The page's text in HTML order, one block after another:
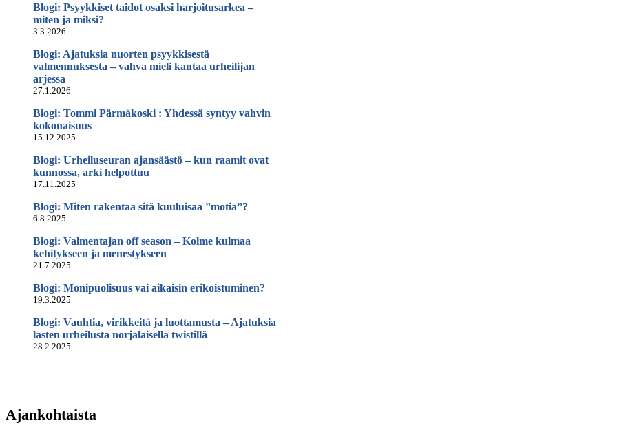
Blogi: Psyykkiset taidot osaksi harjoitusarkea –
miten ja miksi?
3.3.2026
Blogi: Ajatuksia nuorten psyykkisestä
valmennuksesta – vahva mieli kantaa urheilijan
arjessa
27.1.2026
Blogi: Tommi Pärmäkoski : Yhdessä syntyy vahvin
kokonaisuus
15.12.2025
Blogi: Urheiluseuran ajansäästö – kun raamit ovat
kunnossa, arki helpottuu
17.11.2025
Blogi: Miten rakentaa sitä kuuluisaa ”motia”?
6.8.2025
Blogi: Valmentajan off season – Kolme kulmaa
kehitykseen ja menestykseen
21.7.2025
Blogi: Monipuolisuus vai aikaisin erikoistuminen?
19.3.2025
Blogi: Vauhtia, virikkeitä ja luottamusta – Ajatuksia
lasten urheilusta norjalaisella twistillä
28.2.2025
Ajankohtaista